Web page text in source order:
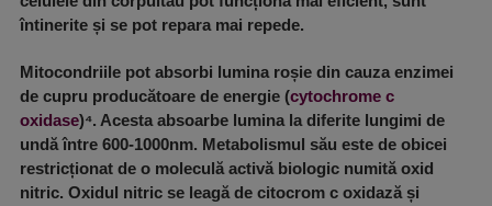
întinerite și se pot repara mai repede.
Mitocondriile pot absorbi lumina roșie din cauza enzimei
de cupru producătoare de energie (cytochrome c
oxidase)⁴. Acesta absoarbe lumina la diferite lungimi de
undă între 600-1000nm. Metabolismul său este de obicei
restricționat de o moleculă activă biologic numită oxid
nitric. Oxidul nitric se leagă de citocrom c oxidază și